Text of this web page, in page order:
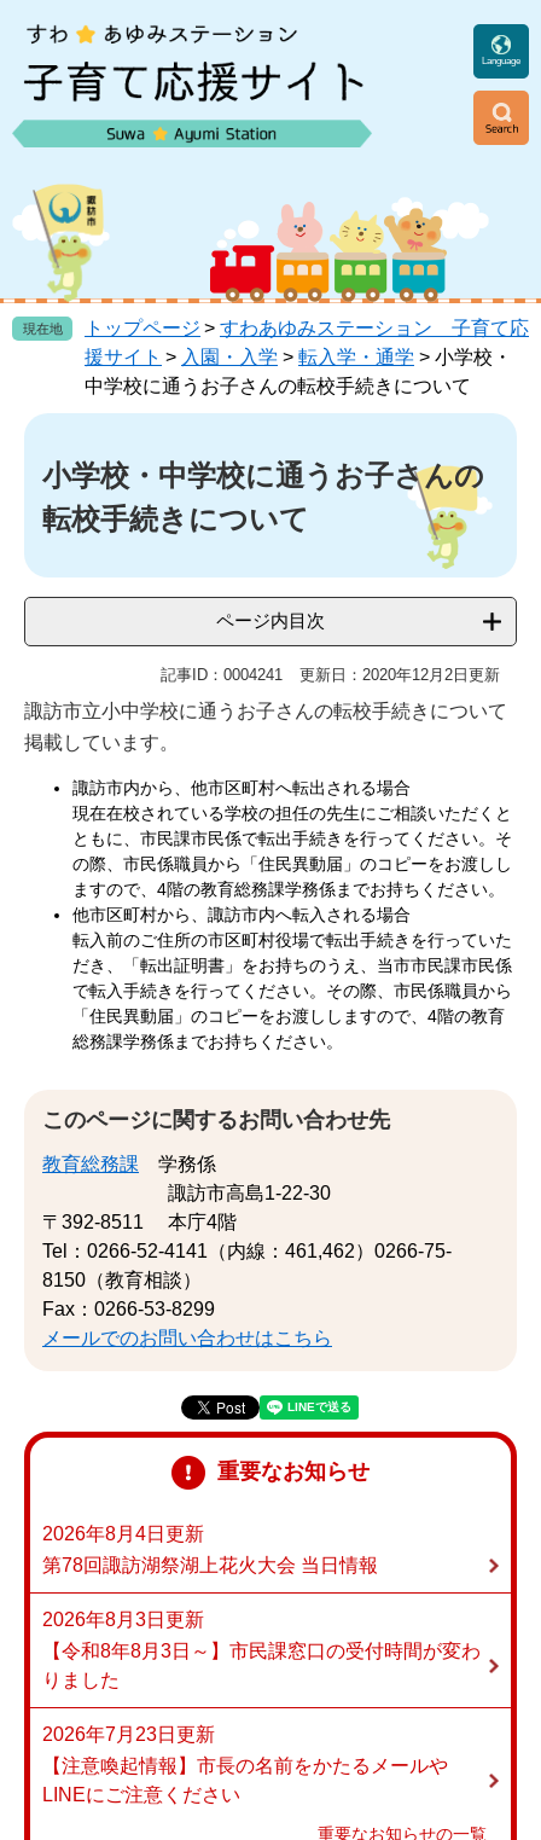
頭
。
飛
て
ニ
Language
現在地 トップページ > すわあゆみステーション 子育て応
援サイト > 入園・入学 > 転入学・通学 > 小学校・
中学校に通うお子さんの転校手続きについて
本
小学校・中学校に通うお子さんの
転校手続きについて
ページ内目次
記事ID：0004241 更新日：2020年12月2日更新
諏訪市立小中学校に通うお子さんの転校手続きについて
掲載しています。
諏訪市内から、他市区町村へ転出される場合
現在在校されている学校の担任の先生にご相談いただくと
ともに、市民課市民係で転出手続きを行ってください。そ
の際、市民係職員から「住民異動届」のコピーをお渡しし
ますので、4階の教育総務課学務係までお持ちください。
他市区町村から、諏訪市内へ転入される場合
転入前のご住所の市区町村役場で転出手続きを行っていた
だき、「転出証明書」をお持ちのうえ、当市市民課市民係
で転入手続きを行ってください。その際、市民係職員から
「住民異動届」のコピーをお渡ししますので、4階の教育
総務課学務係までお持ちください。
このページに関するお問い合わせ先
教育総務課 学務係
〒392-8511
諏訪市高島1-22-30
本庁4階
Tel：0266-52-4141（内線：461,462）0266-75-
8150（教育相談）
Fax：0266-53-8299
メールでのお問い合わせはこちら
重要なお知らせ
2026年8月4日更新
第78回諏訪湖祭湖上花火大会 当日情報
2026年8月3日更新
【令和8年8月3日～】市民課窓口の受付時間が変わ
りました
2026年7月23日更新
【注意喚起情報】市長の名前をかたるメールや
LINEにご注意ください
重要なお知らせの一覧